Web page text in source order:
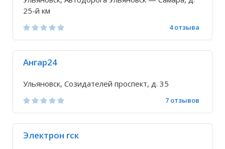
25-й км
4 отзыва
Ангар24
Ульяновск, Созидателей проспект, д. 35
7 отзывов
Электрон гск